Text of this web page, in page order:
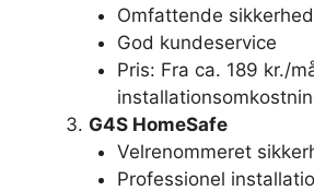
Omfattende
God kundeservice
Pris: Fra ca. 189 kr./
G4S HomeSafe
Velrenommeret
Professionel